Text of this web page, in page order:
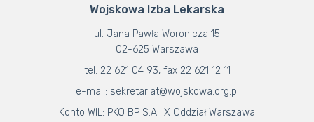
Wojskowa Izba Lekarska
ul. Jana Pawła Woronicza 15
02-625 Warszawa
tel. 22 621 04 93, fax 22 621 12 11
e-mail: sekretariat@wojskowa.org.pl
Konto WIL: PKO BP S.A. IX Oddział Warszawa